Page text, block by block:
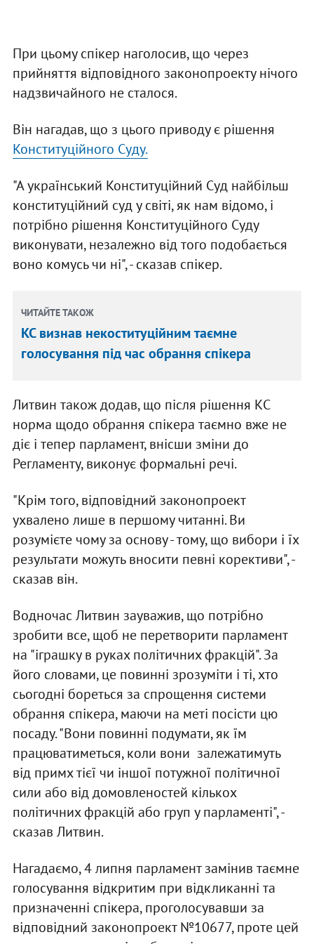
При цьому спікер наголосив, що через
прийняття відповідного законопроекту нічого
надзвичайного не сталося.
Він нагадав, що з цього приводу є рішення
Конституційного Суду.
"А український Конституційний Суд найбільш
конституційний суд у світі, як нам відомо, і
потрібно рішення Конституційного Суду
виконувати, незалежно від того подобається
воно комусь чи ні", - сказав спікер.
ЧИТАЙТЕ ТАКОЖ
КС визнав некоституційним таємне
голосування під час обрання спікера
Литвин також додав, що після рішення КС
норма щодо обрання спікера таємно вже не
діє і тепер парламент, внісши зміни до
Регламенту, виконує формальні речі.
"Крім того, відповідний законопроект
ухвалено лише в першому читанні. Ви
розумієте чому за основу - тому, що вибори і їх
результати можуть вносити певні корективи", -
сказав він.
Водночас Литвин зауважив, що потрібно
зробити все, щоб не перетворити парламент
на "іграшку в руках політичних фракцій". За
його словами, це повинні зрозуміти і ті, хто
сьогодні бореться за спрощення системи
обрання спікера, маючи на меті посісти цю
посаду. "Вони повинні подумати, як їм
працюватиметься, коли вони залежатимуть
від примх тієї чи іншої потужної політичної
сили або від домовленостей кількох
політичних фракцій або груп у парламенті", -
сказав Литвин.
Нагадаємо, 4 липня парламент замінив таємне
голосування відкритим при відкликанні та
призначенні спікера, проголосувавши за
відповідний законопроект №10677, проте цей